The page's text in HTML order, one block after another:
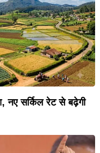
नए सर्किल रेट से बढ़ेगी